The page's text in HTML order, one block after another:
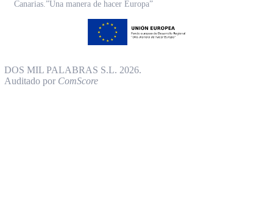
Canarias.”Una manera de hacer Europa”
DOS MIL PALABRAS S.L. 2026.
Auditado por ComScore